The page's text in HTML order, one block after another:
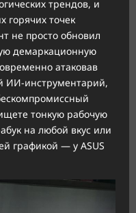
трендов, и
горячих точек
не просто обновил
демаркационную
атаковав
ИИ-инструментарий,
тонкую рабочую
на любой вкус или
графикой — у ASUS